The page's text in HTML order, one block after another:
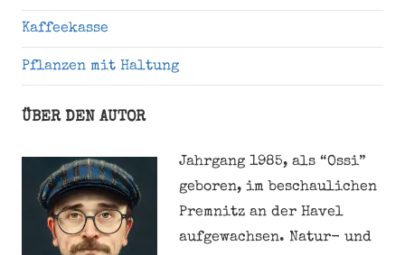
Kaffeekasse
Pflanzen mit Haltung
ÜBER DEN AUTOR
Jahrgang 1985, als “Ossi”
geboren, im beschaulichen
Premnitz an der Havel
aufgewachsen. Natur- und